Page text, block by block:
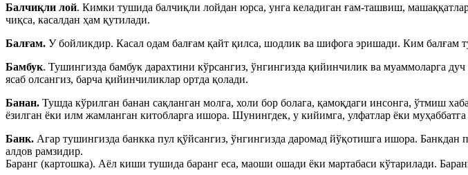
Балчиқли лой. Кимки тушида балчиқли лойдан юрса, унга келадиган ғам-ташвиш,
чиқса, касалдан ҳам қутилади.
Балғам. У бойликдир. Касал одам балғам қайт қилса, шодлик ва шифога эришади. Ким балғам
Бамбук. Тушингизда бамбук дарахтини кўрсангиз, ўнгингизда қийинчилик ва муаммоларга
ясаб олсангиз, барча қийинчиликлар ортда қолади.
Банан. Тушда кўрилган банан сақланган молга, холи бор болага, қамоқдаги инсонга, ўтмиш
ёзилган ёки илм жамланган китобларга ишора. Шунингдек, у кийимга, улфатлар ёки
Банк. Агар тушингизда банкка пул қўйсангиз, ўнгингизда даромад йўқотишга ишора.
алдов рамзидир.
Баранг (картошка). Аёл киши тушида баранг еса, маоши ошади ёки мартабаси кўтарилади.